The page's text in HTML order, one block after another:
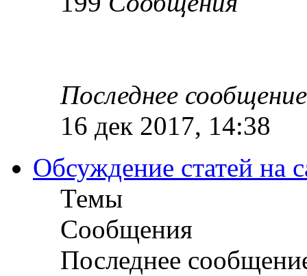
Последнее сообщение
16 дек 2017, 14:38
Обсуждение статей на
Темы
Сообщения
Последнее